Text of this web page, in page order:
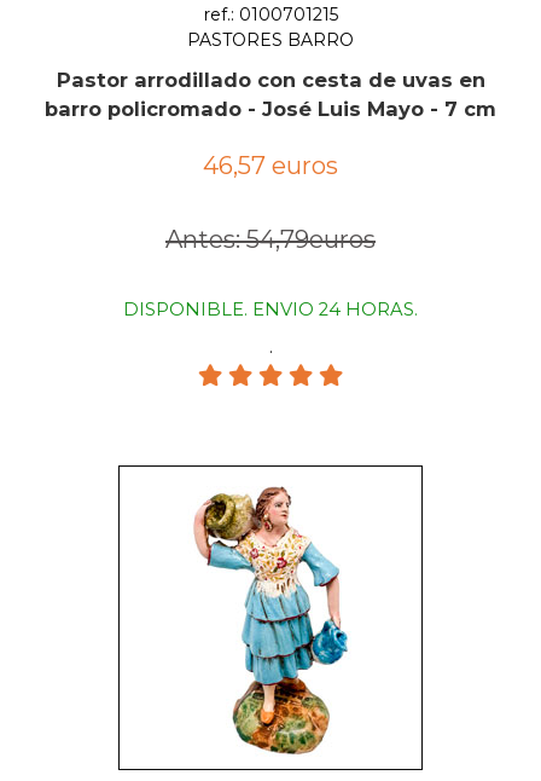
ref.: 0100701215
PASTORES BARRO
Pastor arrodillado con cesta de uvas en
barro policromado - José Luis Mayo - 7 cm
46,57 euros
Antes: 54,79euros
DISPONIBLE. ENVIO 24 HORAS.
.